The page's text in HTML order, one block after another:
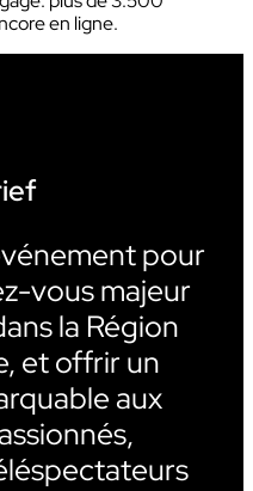
en ligne.
pour
vous majeur
la Région
et offrir un
aux